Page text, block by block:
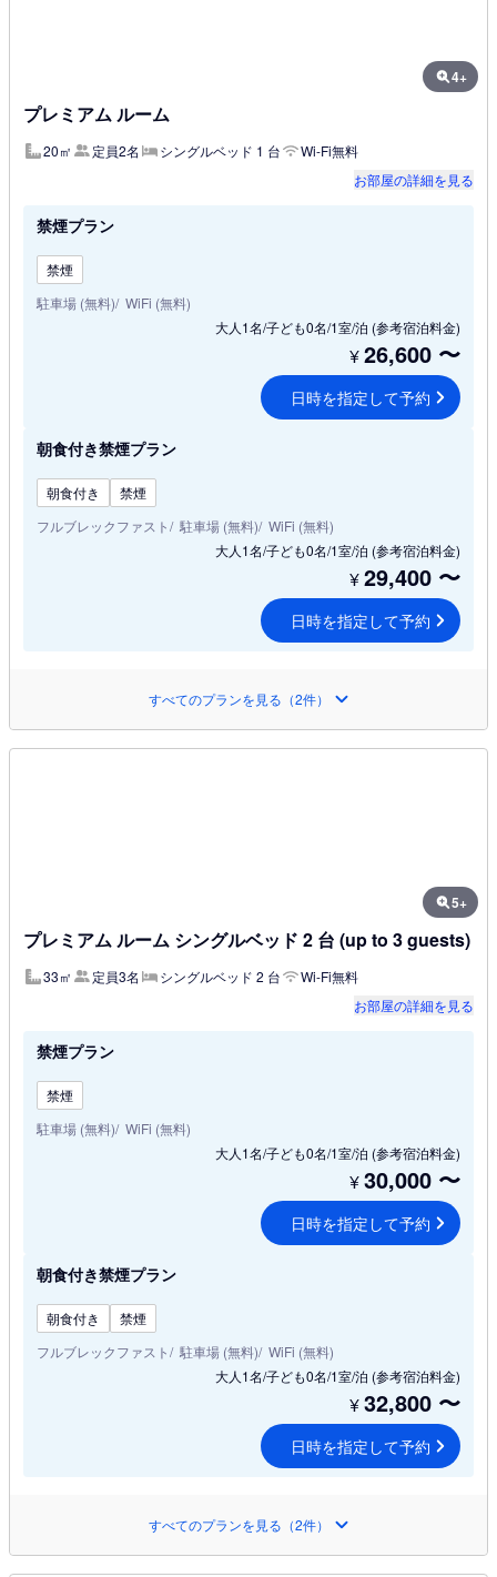
4+
プレミアム ルーム
20㎡ 定員2名 シングルベッド 1 台
Wi-Fi無料
お部屋の詳細を見る
禁煙プラン
禁煙
駐車場 (無料) WiFi (無料)
大人1名/子ども0名/1室/泊 (参考宿泊料金)
¥26,600 〜
日時を指定して予約
朝食付き禁煙プラン
朝食付き
禁煙
フルブレックファスト
駐車場 (無料) WiFi (無料)
大人1名/子ども0名/1室/泊 (参考宿泊料金)
¥29,400 〜
日時を指定して予約
すべてのプランを見る（2件）
5+
プレミアム ルーム シングルベッド 2 台 (up to 3 guests)
33㎡ 定員3名 シングルベッド 2 台
Wi-Fi無料
お部屋の詳細を見る
禁煙プラン
禁煙
駐車場 (無料) WiFi (無料)
大人1名/子ども0名/1室/泊 (参考宿泊料金)
¥30,000 〜
日時を指定して予約
朝食付き禁煙プラン
朝食付き
禁煙
フルブレックファスト
駐車場 (無料) WiFi (無料)
大人1名/子ども0名/1室/泊 (参考宿泊料金)
¥32,800 〜
日時を指定して予約
すべてのプランを見る（2件）